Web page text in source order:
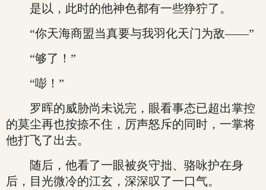
是以，此时的他神色都有一些狰狞了。
“你天海商盟当真要与我羽化天门为敌——”
“够了！”
“嘭！”
罗晖的威胁尚未说完，眼看事态已超出掌控
的莫尘再也按捺不住，厉声怒斥的同时，一掌将
他打飞了出去。
随后，他看了一眼被炎守拙、骆咏护在身
后，目光微冷的江玄，深深叹了一口气。